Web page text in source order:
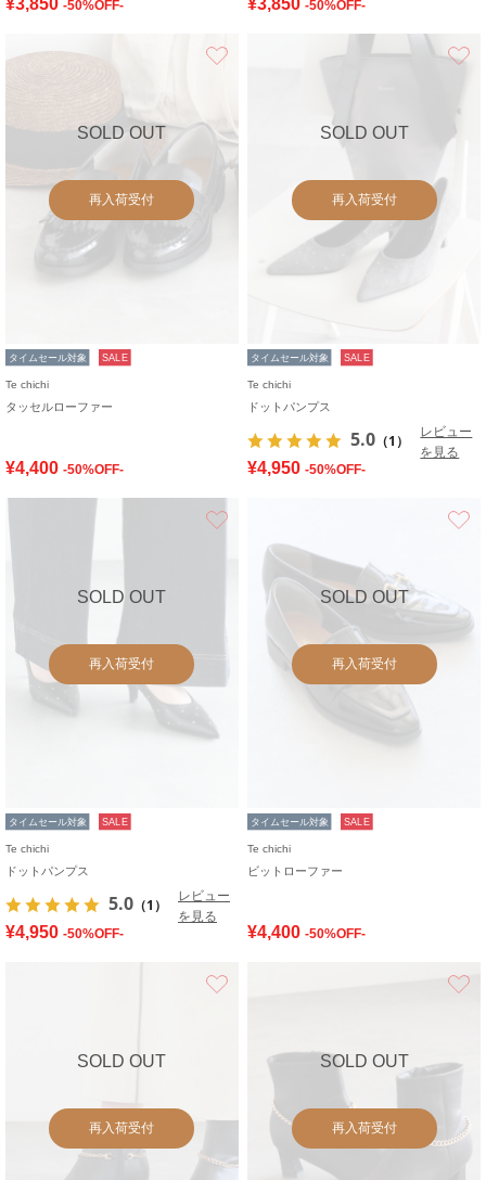
¥3,850 -50%OFF- ¥3,850 -50%OFF-
SOLD OUT
再入荷受付
タイムセール対象 SALE
Te chichi
タッセルローファー
¥4,400 -50%OFF-
SOLD OUT
再入荷受付
タイムセール対象 SALE
Te chichi
ドットパンプス
5.0 （1）
レビュー
を見る
¥4,950 -50%OFF-
SOLD OUT
再入荷受付
タイムセール対象 SALE
Te chichi
ドットパンプス
5.0 （1）
レビュー
を見る
¥4,950 -50%OFF-
SOLD OUT
再入荷受付
タイムセール対象 SALE
Te chichi
ビットローファー
¥4,400 -50%OFF-
SOLD OUT
再入荷受付
SOLD OUT
再入荷受付